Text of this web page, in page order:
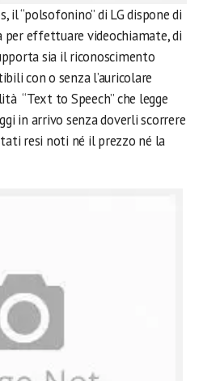
il “polsofonino” di LG dispone di
per effettuare videochiamate, di
sia il riconoscimento
con o senza l’auricolare
“Text to Speech” che legge
in arrivo senza doverli scorrere
resi noti né il prezzo né la